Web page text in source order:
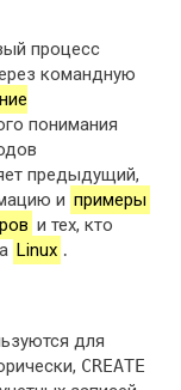
процесс
командную
понимания
предыдущий,
и примеры
и тех, кто
Linux ․
для
CREATE